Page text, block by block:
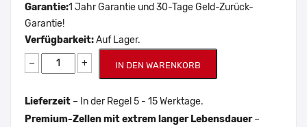
Garantie:1 Jahr Garantie und 30-Tage Geld-Zurück-
Garantie!
Verfügbarkeit:Auf Lager.
− + IN DEN WARENKORB
Lieferzeit – In der Regel 5 - 15 Werktage.
Premium-Zellen mit extrem langer Lebensdauer–